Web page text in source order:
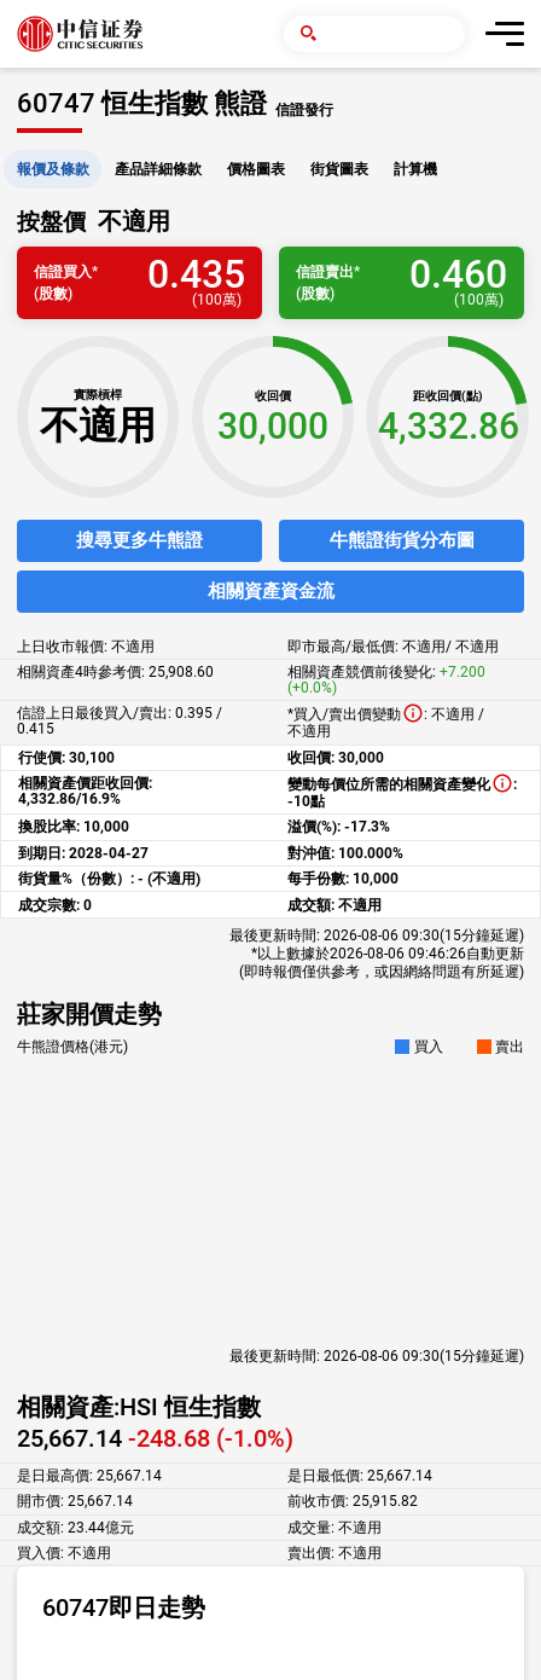
60747 恒生指數 熊證 信證發行
報價及條款 產品詳細條款 價格圖表 街貨圖表 計算機
按盤價 不適用
信證買入*
(股數)
0.435
(100萬)
信證賣出*
(股數)
0.460
(100萬)
實際槓桿
不適用
收回價
30,000
距收回價(點)
4,332.86
搜尋更多牛熊證 牛熊證街貨分布圖
相關資產資金流
上日收市報價: 不適用 即市最高/最低價: 不適用/ 不適用
相關資產4時參考價: 25,908.60 相關資產競價前後變化: +7.200
(+0.0%)
信證上日最後買入/賣出: 0.395 /
0.415
*買入/賣出價變動 : 不適用 /
不適用
行使價: 30,100 收回價: 30,000
相關資產價距收回價:
4,332.86/16.9%
變動每價位所需的相關資產變化
:
-10點
換股比率: 10,000 溢價(%): -17.3%
到期日: 2028-04-27 對沖值: 100.000%
街貨量%（份數）: - (不適用) 每手份數: 10,000
成交宗數: 0 成交額: 不適用
最後更新時間: 2026-08-06 09:30(15分鐘延遲)
*以上數據於2026-08-06 09:46:26自動更新
(即時報價僅供參考，或因網絡問題有所延遲)
莊家開價走勢
牛熊證價格(港元) 買入 賣出
最後更新時間: 2026-08-06 09:30(15分鐘延遲)
相關資產:HSI 恒生指數
25,667.14 -248.68 (-1.0%)
是日最高價: 25,667.14 是日最低價: 25,667.14
開市價: 25,667.14 前收市價: 25,915.82
成交額: 23.44億元 成交量: 不適用
買入價: 不適用 賣出價: 不適用
60747即日走勢